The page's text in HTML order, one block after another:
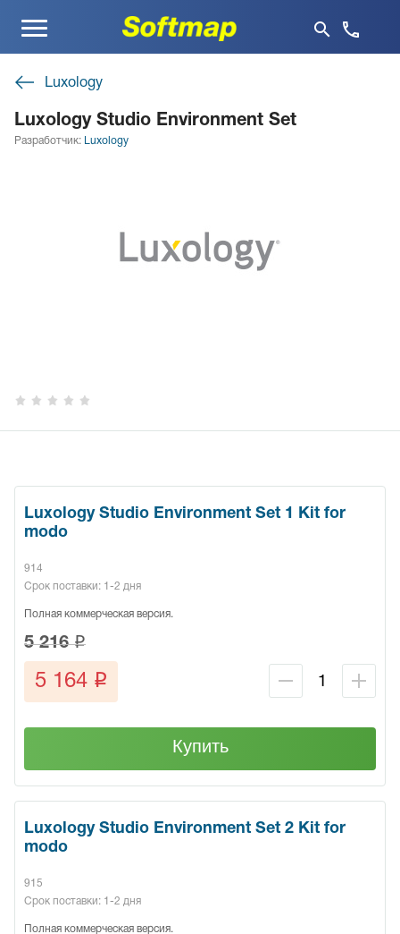
Меню
Luxology
Luxology Studio Environment Set
Разработчик: Luxology
Luxology Studio Environment Set 1 Kit for
modo
914
Срок поставки: 1-2 дня
Полная коммерческая версия.
5 216q
5 164 q
Купить
Luxology Studio Environment Set 2 Kit for
modo
915
Срок поставки: 1-2 дня
Полная коммерческая версия.